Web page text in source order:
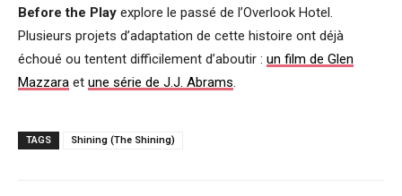
Before the Play explore le passé de l’Overlook Hotel.
Plusieurs projets d’adaptation de cette histoire ont déjà
échoué ou tentent difficilement d’aboutir : un film de Glen
Mazzara et une série de J.J. Abrams.
TAGS Shining (The Shining)